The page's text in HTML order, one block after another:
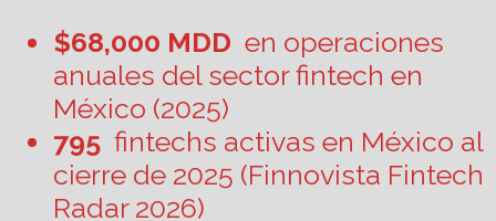
$68,000 MDD en operaciones
anuales del sector fintech en
México (2025)
795 fintechs activas en México al
cierre de 2025 (Finnovista Fintech
Radar 2026)